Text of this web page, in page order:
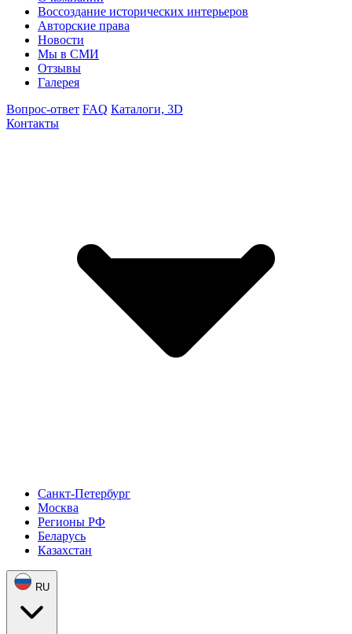
Воссоздание исторических интерьеров
Авторские права
Новости
Мы в СМИ
Отзывы
Галерея
Вопрос-ответ FAQ Каталоги, 3D
Контакты
Санкт-Петербург
Москва
Регионы РФ
Беларусь
Казахстан
RU